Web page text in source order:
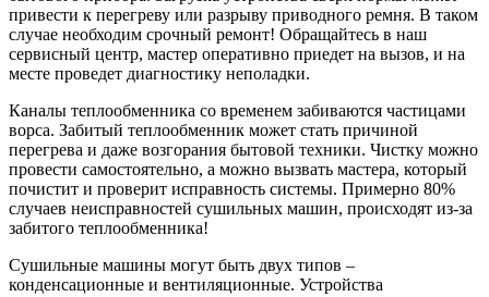
привести к перегреву или разрыву приводного ремня. В таком
случае необходим срочный ремонт! Обращайтесь в наш
сервисный центр, мастер оперативно приедет на вызов, и на
месте проведет диагностику неполадки.
Каналы теплообменника со временем забиваются частицами
ворса. Забитый теплообменник может стать причиной
перегрева и даже возгорания бытовой техники. Чистку можно
провести самостоятельно, а можно вызвать мастера, который
почистит и проверит исправность системы. Примерно 80%
случаев неисправностей сушильных машин, происходят из-за
забитого теплообменника!
Сушильные машины могут быть двух типов –
конденсационные и вентиляционные. Устройства